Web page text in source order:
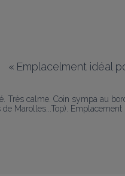
« Emplacelment idéal
Très calme. Coin sympa au
Marolles...Top).